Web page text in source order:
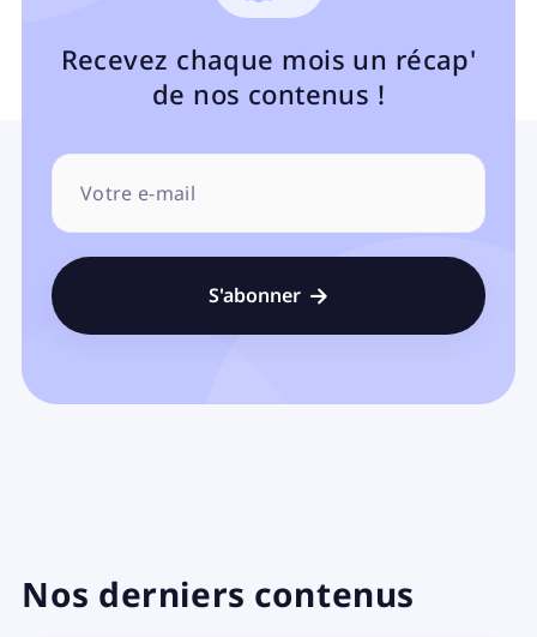
Recevez chaque mois un récap'
de nos contenus !

Nos derniers contenus